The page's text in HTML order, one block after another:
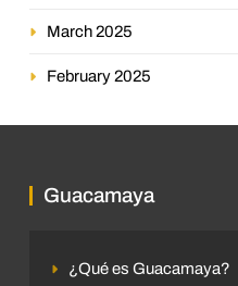
March 2025
February 2025
Guacamaya
¿Qué es Guacamaya?